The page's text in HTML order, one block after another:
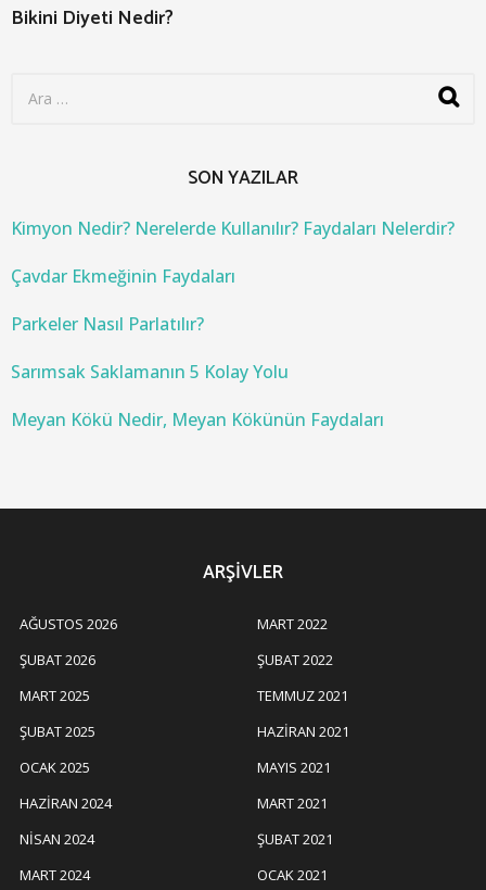
Bikini Diyeti Nedir?
o
:
SON YAZILAR
Kimyon Nedir? Nerelerde Kullanılır? Faydaları Nelerdir?
Çavdar Ekmeğinin Faydaları
Parkeler Nasıl Parlatılır?
Sarımsak Saklamanın 5 Kolay Yolu
Meyan Kökü Nedir, Meyan Kökünün Faydaları
ARŞIVLER
AĞUSTOS 2026
ŞUBAT 2026
MART 2025
ŞUBAT 2025
OCAK 2025
HAZIRAN 2024
NISAN 2024
MART 2024
MART 2022
ŞUBAT 2022
TEMMUZ 2021
HAZIRAN 2021
MAYIS 2021
MART 2021
ŞUBAT 2021
OCAK 2021